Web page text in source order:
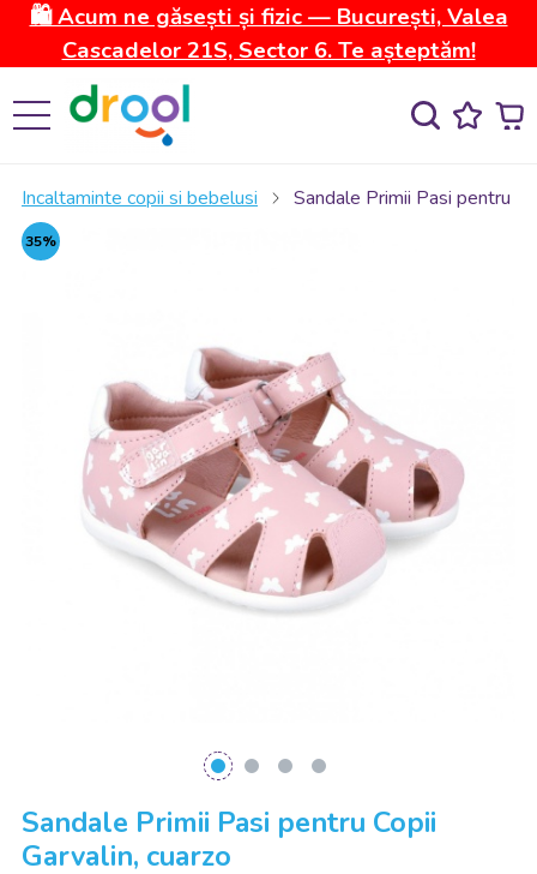
🛍️ Acum ne găsești și fizic — București, Valea
Cascadelor 21S, Sector 6. Te așteptăm!
Incaltaminte copii si bebelusi Sandale Primii Pasi pentru
35%
Sandale Primii Pasi pentru Copii
Garvalin, cuarzo